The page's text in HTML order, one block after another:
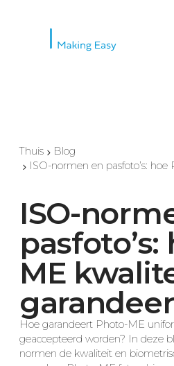
Thuis
Blog
ISO-normen en pasfoto’s:
ISO-
ME
Hoe garandeert Photo-ME
geaccepteerd worden? In deze
normen de kwaliteit en